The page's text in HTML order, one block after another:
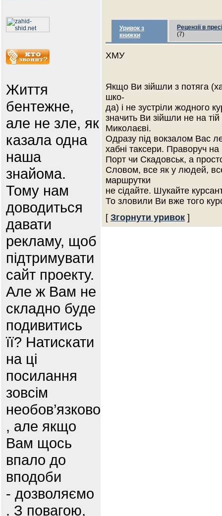
Життя
бентежне,
але не зле, як
казала одна
наша
знайома.
Тому нам
доводиться
давати
рекламу, щоб
підтримувати
сайт проекту.
Але ж Вам не
складно буде
подивитись
її? Натискати
на ці
посилання
зовсім
необов’язково
, але якщо
Вам щось
впало до
вподоби
- дозволяємо
. З повагою,
Уривок з
книжки
Рецензії в пресі
(7)
ХМУ
Якщо Ви зійшли з потяга
шко-
да) і не зустріли жодного
значить Ви зійшли не на
Миколаєві.
Одразу під вокзалом Вас
хабні таксери. Праворуч
Порт чи Скадовськ, а
Словом, все як у людей,
маршрутки
не сідайте. Шукайте
То зловили Ви вже того
[ Згорнути уривок ]